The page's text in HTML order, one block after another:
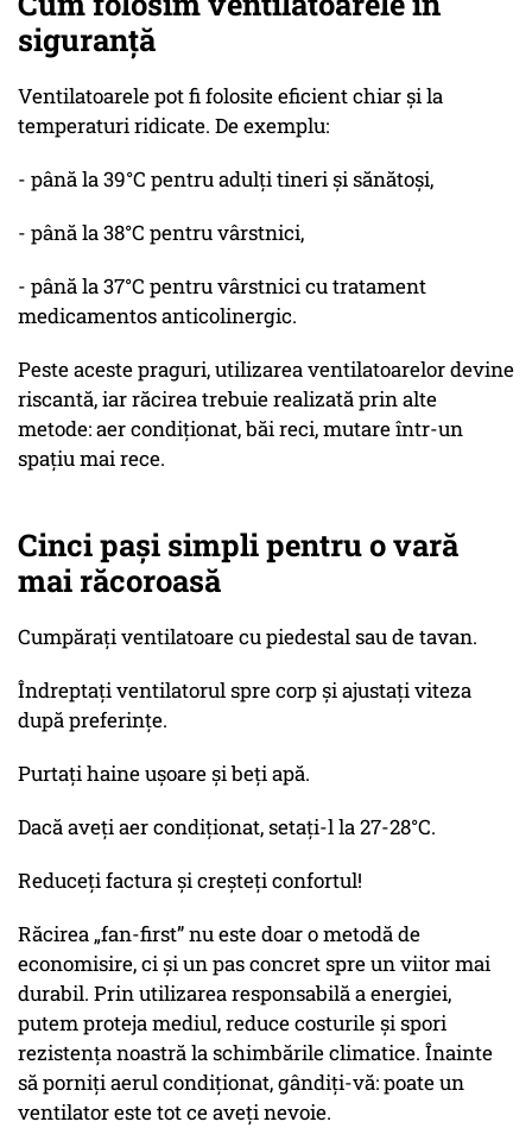
siguranță
Ventilatoarele pot fi folosite eficient chiar și la
temperaturi ridicate. De exemplu:
- până la 39°C pentru adulți tineri și sănătoși,
- până la 38°C pentru vârstnici,
- până la 37°C pentru vârstnici cu tratament
medicamentos anticolinergic.
Peste aceste praguri, utilizarea ventilatoarelor devine
riscantă, iar răcirea trebuie realizată prin alte
metode: aer condiționat, băi reci, mutare într-un
spațiu mai rece.
Cinci pași simpli pentru o vară
mai răcoroasă
Cumpărați ventilatoare cu piedestal sau de tavan.
Îndreptați ventilatorul spre corp și ajustați viteza
după preferințe.
Purtați haine ușoare și beți apă.
Dacă aveți aer condiționat, setați-l la 27-28°C.
Reduceți factura și creșteți confortul!
Răcirea „fan-first” nu este doar o metodă de
economisire, ci și un pas concret spre un viitor mai
durabil. Prin utilizarea responsabilă a energiei,
putem proteja mediul, reduce costurile și spori
rezistența noastră la schimbările climatice. Înainte
să porniți aerul condiționat, gândiți-vă: poate un
ventilator este tot ce aveți nevoie.